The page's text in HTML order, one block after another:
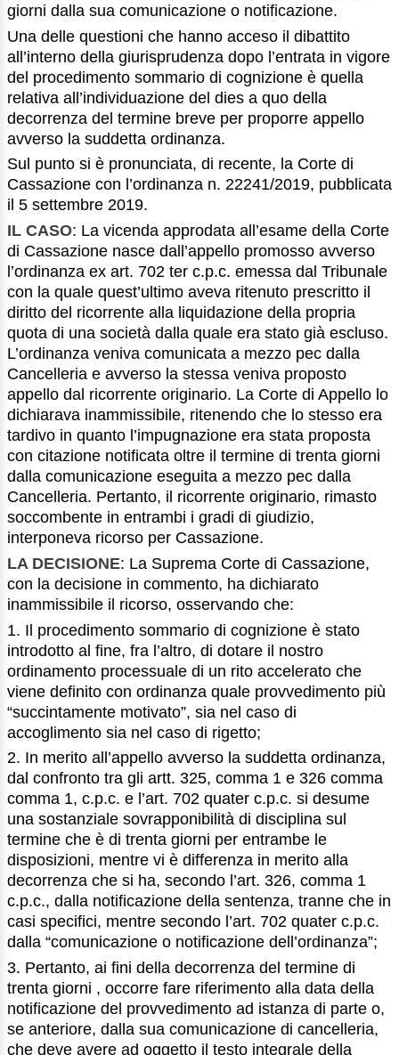
giorni dalla sua comunicazione o notificazione.
Una delle questioni che hanno acceso il dibattito
all’interno della giurisprudenza dopo l’entrata in vigore
del procedimento sommario di cognizione è quella
relativa all’individuazione del dies a quo della
decorrenza del termine breve per proporre appello
avverso la suddetta ordinanza.
Sul punto si è pronunciata, di recente, la Corte di
Cassazione con l’ordinanza n. 22241/2019, pubblicata
il 5 settembre 2019.
IL CASO: La vicenda approdata all’esame della Corte
di Cassazione nasce dall’appello promosso avverso
l’ordinanza ex art. 702 ter c.p.c. emessa dal Tribunale
con la quale quest’ultimo aveva ritenuto prescritto il
diritto del ricorrente alla liquidazione della propria
quota di una società dalla quale era stato già escluso.
L’ordinanza veniva comunicata a mezzo pec dalla
Cancelleria e avverso la stessa veniva proposto
appello dal ricorrente originario. La Corte di Appello lo
dichiarava inammissibile, ritenendo che lo stesso era
tardivo in quanto l’impugnazione era stata proposta
con citazione notificata oltre il termine di trenta giorni
dalla comunicazione eseguita a mezzo pec dalla
Cancelleria. Pertanto, il ricorrente originario, rimasto
soccombente in entrambi i gradi di giudizio,
interponeva ricorso per Cassazione.
LA DECISIONE: La Suprema Corte di Cassazione,
con la decisione in commento, ha dichiarato
inammissibile il ricorso, osservando che:
1. Il procedimento sommario di cognizione è stato
introdotto al fine, fra l’altro, di dotare il nostro
ordinamento processuale di un rito accelerato che
viene definito con ordinanza quale provvedimento più
“succintamente motivato”, sia nel caso di
accoglimento sia nel caso di rigetto;
2. In merito all’appello avverso la suddetta ordinanza,
dal confronto tra gli artt. 325, comma 1 e 326 comma
comma 1, c.p.c. e l’art. 702 quater c.p.c. si desume
una sostanziale sovrapponibilità di disciplina sul
termine che è di trenta giorni per entrambe le
disposizioni, mentre vi è differenza in merito alla
decorrenza che si ha, secondo l’art. 326, comma 1
c.p.c., dalla notificazione della sentenza, tranne che in
casi specifici, mentre secondo l’art. 702 quater c.p.c.
dalla “comunicazione o notificazione dell’ordinanza”;
3. Pertanto, ai fini della decorrenza del termine di
trenta giorni , occorre fare riferimento alla data della
notificazione del provvedimento ad istanza di parte o,
se anteriore, dalla sua comunicazione di cancelleria,
che deve avere ad oggetto il testo integrale della